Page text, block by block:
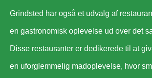
Grindsted har også et udvalg af
en gastronomisk oplevelse ud over det
Disse restauranter er dedikerede til at
en uforglemmelig madoplevelse, hvor